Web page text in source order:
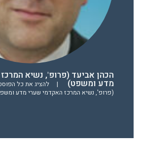
הכהן אביעד (פרופ', נשיא
מדע ומשפט) |
להציג את כל
(פרופ', נשיא המרכז האקדמי שערי מדע